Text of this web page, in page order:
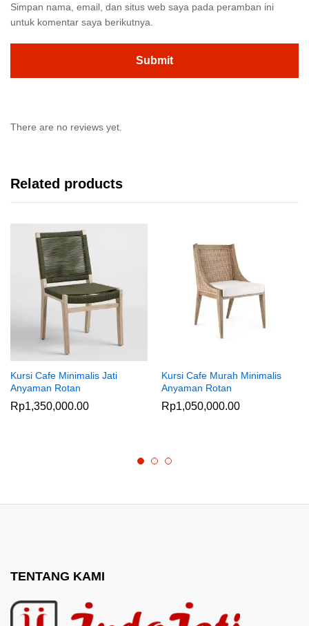
Simpan nama, email, dan situs web saya pada peramban ini
untuk komentar saya berikutnya.
There are no reviews yet.
Related products
Kursi Cafe Minimalis Jati
Anyaman Rotan
Rp1,350,000.00
Kursi Cafe Murah Minimalis
Anyaman Rotan
Rp1,050,000.00
TENTANG KAMI